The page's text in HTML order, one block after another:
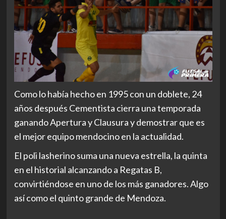
Como lo había hecho en 1995 con un doblete, 24
años después Cementista cierra una temporada
ganando Apertura y Clausura y demostrar que es
el mejor equipo mendocino en la actualidad.
El poli lasherino suma una nueva estrella, la quinta
en el historial alcanzando a Regatas B,
convirtiéndose en uno de los más ganadores. Algo
así como el quinto grande de Mendoza.